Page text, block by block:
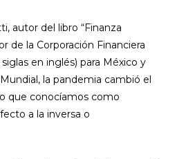
autor del libro “Finanza
de la Corporación Financiera
en inglés) para México y
la pandemia cambió el
que conocíamos como
a la inversa o